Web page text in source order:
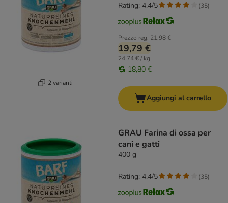
2 varianti
Prezzo reg. 21,98 €
19,79 €
24,74 € / kg
18,80 €
Rating: 4.4/5 (35)
Aggiungi al carrello
GRAU Farina di ossa per
cani e gatti
400 g
Rating: 4.4/5 (35)